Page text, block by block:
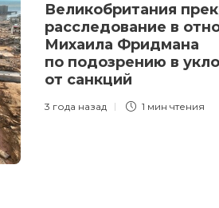
Великобритания
расследование в
Михаила Фридмана
по подозрению в
от санкций
3 года назад 1 мин чтения